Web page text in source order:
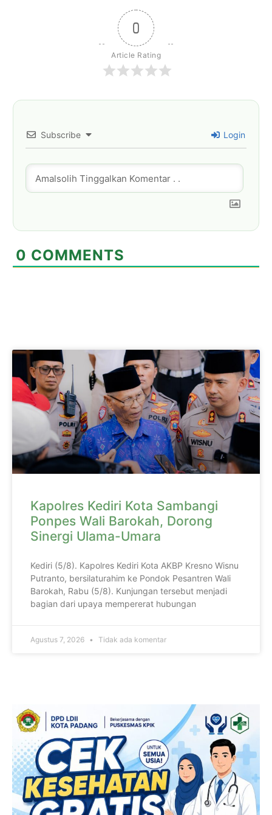
0
Article Rating
Subscribe Login
0 COMMENTS
Kapolres Kediri Kota Sambangi
Ponpes Wali Barokah, Dorong
Sinergi Ulama-Umara
Kediri (5/8). Kapolres Kediri Kota AKBP Kresno Wisnu
Putranto, bersilaturahim ke Pondok Pesantren Wali
Barokah, Rabu (5/8). Kunjungan tersebut menjadi
bagian dari upaya mempererat hubungan
Agustus 7, 2026 Tidak ada komentar